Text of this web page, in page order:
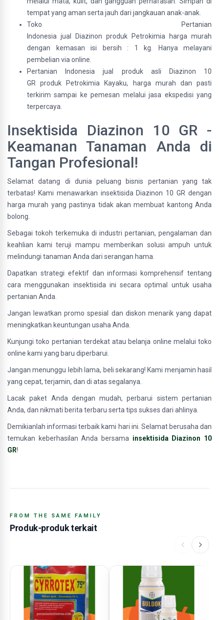
tempat yang aman serta jauh dari jangkauan anak-anak.
Toko Pertanian
Indonesia jual Diazinon produk Petrokimia harga murah
dengan kemasan isi bersih : 1 kg. Hanya melayani
pembelian via online.
Pertanian Indonesia jual produk asli Diazinon 10
GR produk Petrokimia Kayaku, harga murah dan pasti
terkirim sampai ke pemesan melalui jasa ekspedisi yang
terpercaya.
Insektisida Diazinon 10 GR -
Keamanan Tanaman Anda di
Tangan Profesional!
Selamat datang di dunia peluang bisnis pertanian yang tak
terbatas! Kami menawarkan insektisida Diazinon 10 GR dengan
harga murah yang pastinya tidak akan membuat kantong Anda
bolong.
Sebagai tokoh terkemuka di industri pertanian, pengalaman dan
keahlian kami teruji mampu memberikan solusi ampuh untuk
melindungi tanaman Anda dari serangan hama.
Dapatkan strategi efektif dan informasi komprehensif tentang
cara menggunakan insektisida ini secara optimal untuk usaha
pertanian Anda.
Jangan lewatkan promo spesial dan diskon menarik yang dapat
meningkatkan keuntungan usaha Anda.
Kunjungi toko pertanian terdekat atau belanja online melalui toko
online kami yang baru diperbarui.
Jangan menunggu lebih lama, beli sekarang! Kami menjamin hasil
yang cepat, terjamin, dan di atas segalanya.
Lacak paket Anda dengan mudah, perbarui sistem pertanian
Anda, dan nikmati berita terbaru serta tips sukses dari ahlinya.
Demikianlah informasi terbaik kami hari ini. Selamat berusaha dan
temukan keberhasilan Anda bersama insektisida Diazinon 10
GR!
FROM THE SAME FAMILY
Produk-produk terkait